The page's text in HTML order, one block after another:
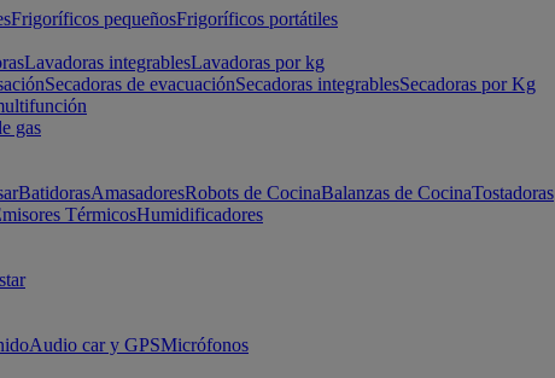
Frigoríficos pequeñosFrigoríficos portátiles
Lavadoras integrablesLavadoras por kg
Secadoras de evacuaciónSecadoras integrablesSecadoras por Kg
gas
BatidorasAmasadoresRobots de CocinaBalanzas de CocinaTostadoras
TérmicosHumidificadores
Audio car y GPSMicrófonos